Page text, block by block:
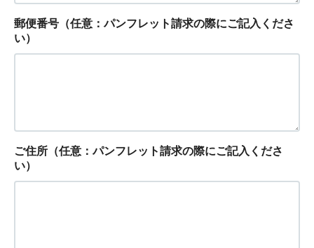
郵便番号（任意：パンフレット請求の際にご記入くださ
い）
ご住所（任意：パンフレット請求の際にご記入くださ
い）